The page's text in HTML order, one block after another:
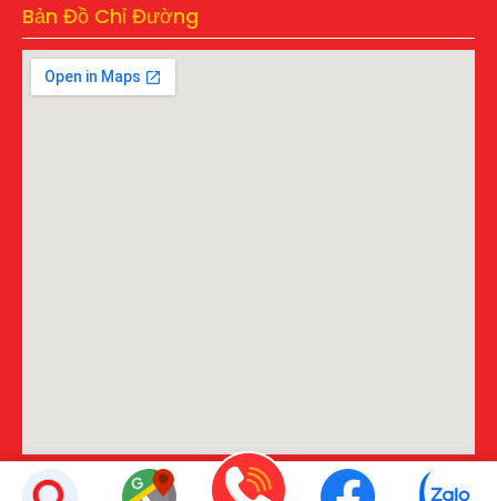
Bản Đồ Chỉ Đường